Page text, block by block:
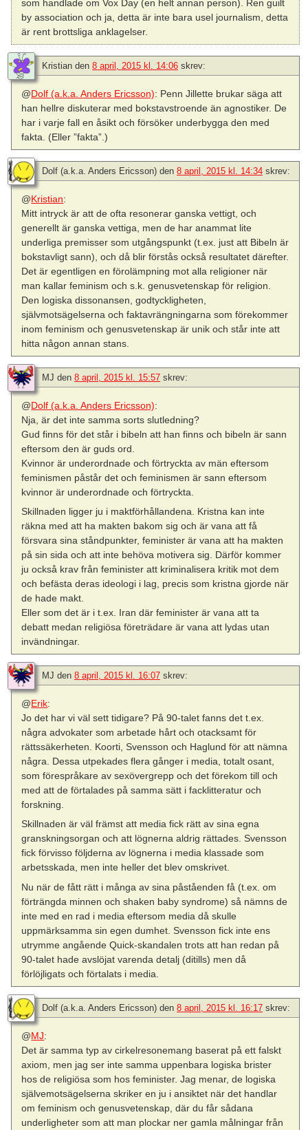
som handlade om Vox Day (en helt annan person). Ren guilt
by association och ja, detta är inte bara usel journalism, detta
är rent brottsliga anklagelser.
Kristian den 8 april, 2015 kl. 14:06 skrev:
@Dolf (a.k.a. Anders Ericsson): Penn Jillette brukar säga att
han hellre diskuterar med bokstavstroende än agnostiker. De
har i varje fall en åsikt och försöker underbygga den med
fakta. (Eller ”fakta”.)
Dolf (a.k.a. Anders Ericsson) den 8 april, 2015 kl. 14:34 skrev:
@Kristian:
Mitt intryck är att de ofta resonerar ganska vettigt, och
generellt är ganska vettiga, men de har anammat lite
underliga premisser som utgångspunkt (t.ex. just att Bibeln är
bokstavligt sann), och då blir förstås också resultatet därefter.
Det är egentligen en förolämpning mot alla religioner när
man kallar feminism och s.k. genusvetenskap för religion.
Den logiska dissonansen, godtyckligheten,
självmotsägelserna och faktavrängningarna som förekommer
inom feminism och genusvetenskap är unik och står inte att
hitta någon annan stans.
MJ den 8 april, 2015 kl. 15:57 skrev:
@Dolf (a.k.a. Anders Ericsson):
Nja, är det inte samma sorts slutledning?
Gud finns för det står i bibeln att han finns och bibeln är sann
eftersom den är guds ord.
Kvinnor är underordnade och förtryckta av män eftersom
feminismen påstår det och feminismen är sann eftersom
kvinnor är underordnade och förtryckta.
Skillnaden ligger ju i maktförhållandena. Kristna kan inte
räkna med att ha makten bakom sig och är vana att få
försvara sina ståndpunkter, feminister är vana att ha makten
på sin sida och att inte behöva motivera sig. Därför kommer
ju också krav från feminister att kriminalisera kritik mot dem
och befästa deras ideologi i lag, precis som kristna gjorde när
de hade makt.
Eller som det är i t.ex. Iran där feminister är vana att ta
debatt medan religiösa företrädare är vana att lydas utan
invändningar.
MJ den 8 april, 2015 kl. 16:07 skrev:
@Erik:
Jo det har vi väl sett tidigare? På 90-talet fanns det t.ex.
några advokater som arbetade hårt och otacksamt för
rättssäkerheten. Koorti, Svensson och Haglund för att nämna
några. Dessa utpekades flera gånger i media, totalt osant,
som förespråkare av sexövergrepp och det förekom till och
med att de förtalades på samma sätt i facklitteratur och
forskning.
Skillnaden är väl främst att media fick rätt av sina egna
granskningsorgan och att lögnerna aldrig rättades. Svensson
fick förvisso följderna av lögnerna i media klassade som
arbetsskada, men inte heller det blev omskrivet.
Nu när de fått rätt i många av sina påståenden få (t.ex. om
förträngda minnen och shaken baby syndrome) så nämns de
inte med en rad i media eftersom media då skulle
uppmärksamma sin egen dumhet. Svensson fick inte ens
utrymme angående Quick-skandalen trots att han redan på
90-talet hade avslöjat varenda detalj (ditills) men då
förlöjligats och förtalats i media.
Dolf (a.k.a. Anders Ericsson) den 8 april, 2015 kl. 16:17 skrev:
@MJ:
Det är samma typ av cirkelresonemang baserat på ett falskt
axiom, men jag ser inte samma uppenbara logiska brister
hos de religiösa som hos feminister. Jag menar, de logiska
självemotsägelserna skriker en ju i ansiktet när det handlar
om feminism och genusvetenskap, där du får sådana
underligheter som att man plockar ner gamla målningar från